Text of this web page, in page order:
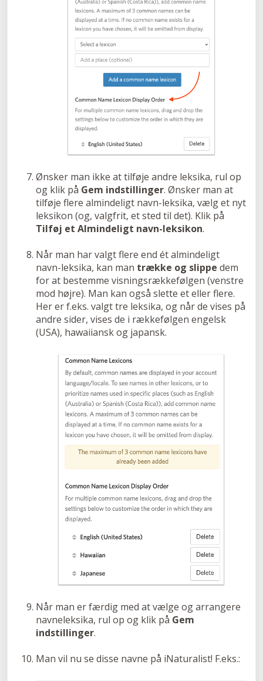
Ønsker man ikke at tilføje andre leksika, rul op
og klik på Gem indstillinger. Ønsker man at
tilføje flere almindeligt navn-leksika, vælg et nyt
leksikon (og, valgfrit, et sted til det). Klik på
Tilføj et Almindeligt navn-leksikon.
Når man har valgt flere end ét almindeligt
navn-leksika, kan man trække og slippe dem
for at bestemme visningsrækkefølgen (venstre
mod højre). Man kan også slette et eller flere.
Her er f.eks. valgt tre leksika, og når de vises på
andre sider, vises de i rækkefølgen engelsk
(USA), hawaiiansk og japansk.
Når man er færdig med at vælge og arrangere
navneleksika, rul op og klik på Gem
indstillinger.
Man vil nu se disse navne på iNaturalist! F.eks.: